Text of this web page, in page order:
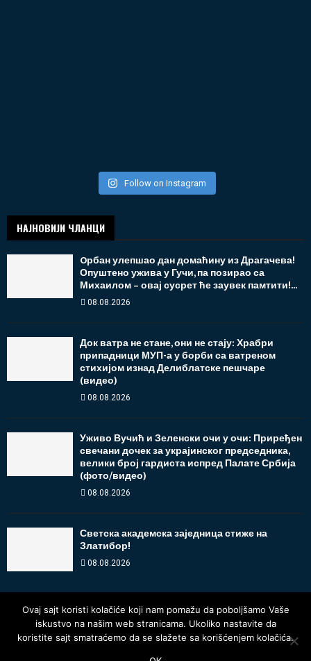
Follow on Instagram
НАЈНОВИЈИ ЧЛАНЦИ
Oрбан улепшао дан домаћину из Драгачева!
Опуштено ужива у Гучи, па позирао са
Михаилом – овај сусрет ће заувек памтити!...
08.08.2026
Док ватра не стане, они не стају: Храбри
припадници МУП-а у борби са ватреном
стихијом изнад Делиблатске пешчаре
(видео)
08.08.2026
Уживо Вучић и Зеленски очи у очи: Приређен
свечани дочек за украјинског председника,
велики број гардиста испред Палате Србија
(фото/видео)
08.08.2026
Светска академска заједница стиже на
Златибор!
08.08.2026
Ovaj sajt koristi kolačiće koji nam pomažu da poboljšamo Vaše
iskustvo na našim web stranicama. Ukoliko nastavite da
koristite sajt smatraćemo da se slažete sa korišćenjem kolačića.